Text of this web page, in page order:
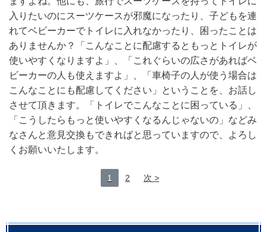
入りたいのにスーツケースが邪魔になったり、子どもを連
れてベビーカーでトイレに入れなかったり、困ったことは
ありませんか？「こんなことに配慮するともっとトイレが
使いやすくなりますよ」、「これぐらいの広さがあればベ
ビーカーの人も使えますよ」、「車椅子の人が使う場合は
こんなことにも配慮してください」ということを、お話し
させて頂きます。「トイレでこんなことに困っている」、
「こうしたらもっと使いやすくなるんじゃないの」などみ
なさんと意見交換もできればと思っていますので、よろし
くお願いいたします。
1 2 次